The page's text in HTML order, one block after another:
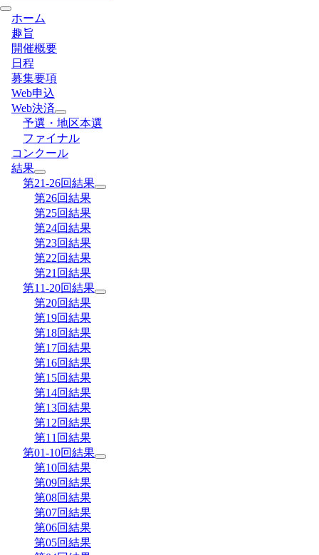
ホーム
趣旨
開催概要
日程
募集要項
Web申込
Web決済
予選・地区本選
ファイナル
コンクール
結果
第21-26回結果
第26回結果
第25回結果
第24回結果
第23回結果
第22回結果
第21回結果
第11-20回結果
第20回結果
第19回結果
第18回結果
第17回結果
第16回結果
第15回結果
第14回結果
第13回結果
第12回結果
第11回結果
第01-10回結果
第10回結果
第09回結果
第08回結果
第07回結果
第06回結果
第05回結果